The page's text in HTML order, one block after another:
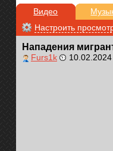
Видео
Настроить
Нападения
Furs1k